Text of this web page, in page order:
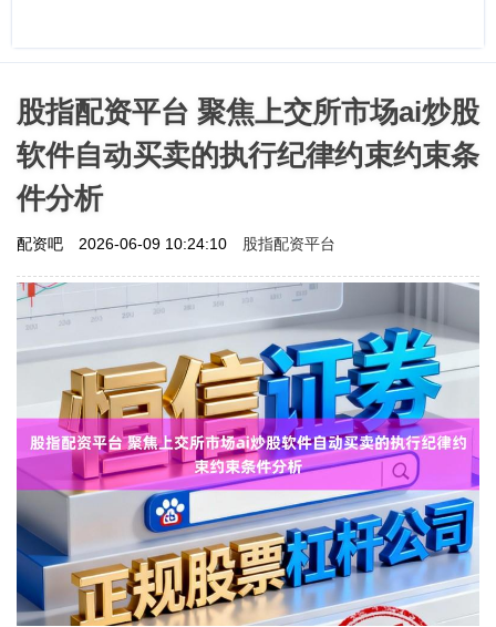
股指配资平台 聚焦上交所市场ai炒股
软件自动买卖的执行纪律约束约束条
件分析
配资吧 2026-06-09 10:24:10 股指配资平台